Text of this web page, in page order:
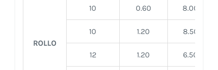
ROLLO
10 0.60 8.00
10 1.20 8.50
12 1.20 6.50